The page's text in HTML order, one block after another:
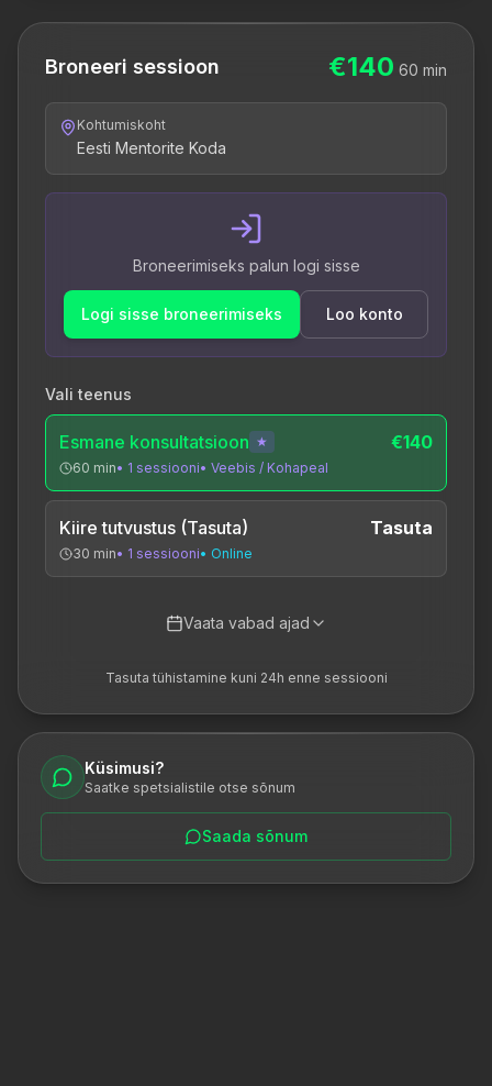
Broneeri sessioon €140 60 min
Kohtumiskoht
Eesti Mentorite Koda
Broneerimiseks palun logi sisse
Logi sisse broneerimiseks Loo konto
Vali teenus
Esmane konsultatsioon ★
60 min• 1 sessiooni• Veebis / Kohapeal
€140
Kiire tutvustus (Tasuta)
30 min• 1 sessiooni• Online
Tasuta
Vaata vabad ajad
Tasuta tühistamine kuni 24h enne sessiooni
Küsimusi?
Saatke spetsialistile otse sõnum
Saada sõnum